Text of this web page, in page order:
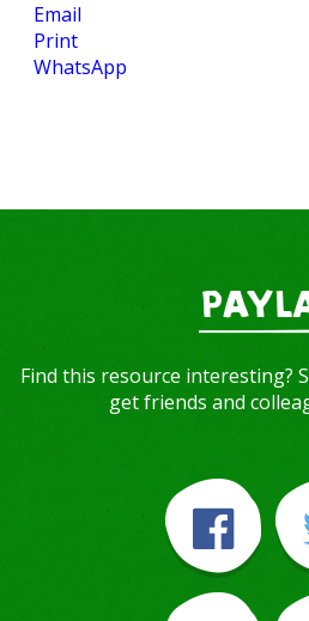
Email
Print
WhatsApp
Find this resource interesting?
get friends and